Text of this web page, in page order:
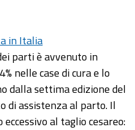
in Italia
parti è avvenuto in
nelle case di cura e lo
dalla settima edizione del
di assistenza al parto. Il
al taglio cesareo: